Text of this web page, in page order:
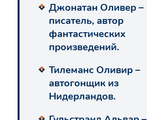
Джонатан Оливер –
писатель, автор
фантастических
произведений.
Тилеманс Оливир –
автогонщик из
Нидерландов.